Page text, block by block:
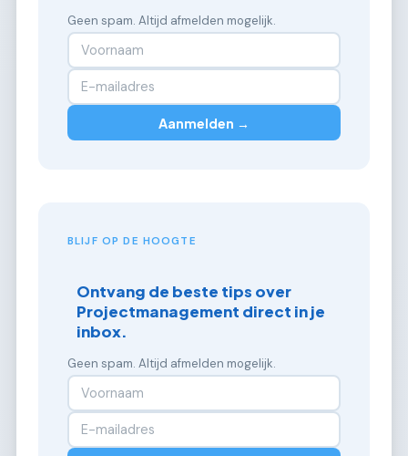
Geen spam. Altijd afmelden mogelijk.
Aanmelden →
BLIJF OP DE HOOGTE
Ontvang de beste tips over
Projectmanagement direct in je
inbox.
Geen spam. Altijd afmelden mogelijk.